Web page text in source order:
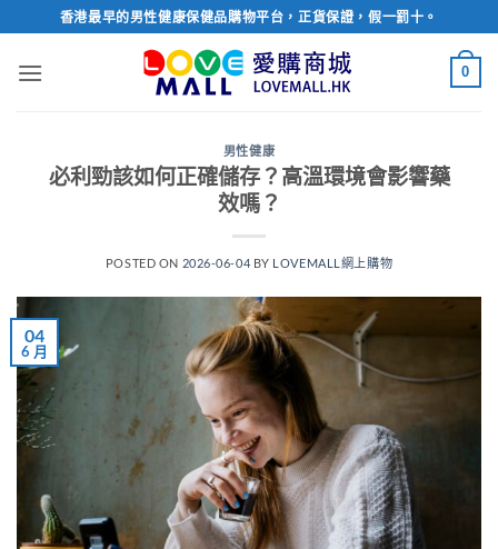
to
content
香港最早的男性健康保健品購物平台，正貨保證，假一罰十。
0
男性健康
必利勁該如何正確儲存？高溫環境會影響藥
效嗎？
POSTED ON 2026-06-04 BY LOVEMALL網上購物
04
6 月